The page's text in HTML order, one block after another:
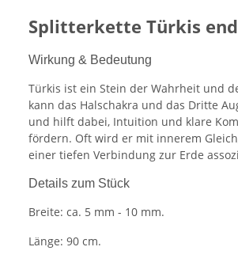
Splitterkette Türkis
Wirkung & Bedeutung
Türkis ist ein Stein der Wahrheit und
kann das Halschakra und das Dritte
und hilft dabei, Intuition und klare
fördern. Oft wird er mit innerem
einer tiefen Verbindung zur Erde
Details zum Stück
Breite: ca. 5 mm - 10 mm.
Länge: 90 cm.